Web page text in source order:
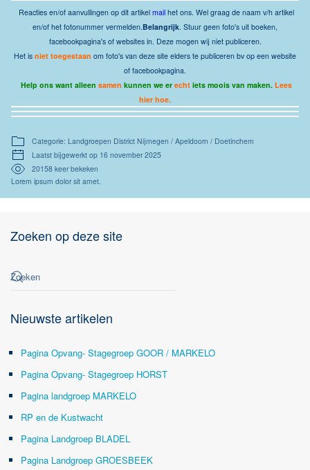
Reactiesen/of aanvullingen op dit artikel mail het ons. Wel graag de naam v/h artikel
en/of het fotonummer vermelden.Belangrijk. Stuur geen foto's uit boeken,
facebookpagina's of websites in. Deze mogen wij niet publiceren.
Het is niet toegestaan om foto's van deze site elders te publiceren bv op een website
of facebookpagina.
Help ons want alleen samen kunnen we er echt iets moois van maken. Lees
hier hoe.
Categorie: Landgroepen District Nijmegen / Apeldoorn / Doetinchem
Laatst bijgewerkt op 16 november 2025
20158 keer bekeken
Lorem ipsum dolor sit amet.
Zoeken op deze site
Nieuwste artikelen
Pagina Opvang- Stagegroep GOOR / MARKELO
Pagina Opvang- Stagegroep HORST
Pagina landgroep MARKELO
RP en de Kustwacht
Pagina Landgroep BLADEL
Pagina Landgroep GROESBEEK